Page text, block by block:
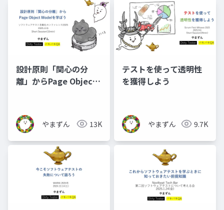
設計原則「関心の分
離」からPage Object
やまずん 13K
テストを使って透明性
を獲得しよう
やまずん 9.7K